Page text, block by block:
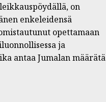
on
enkeleidensä
opettamaan
ja
antaa Jumalan määrätä